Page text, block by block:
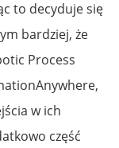
to decyduje się
bardziej, że
Process
w ich
część